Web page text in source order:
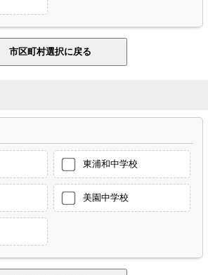
東浦和中学校
美園中学校